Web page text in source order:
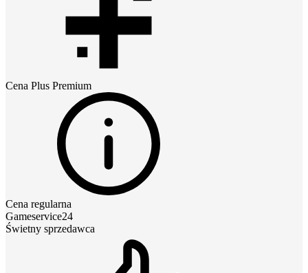
Cena Plus Premium
Cena regularna
Gameservice24
Świetny sprzedawca